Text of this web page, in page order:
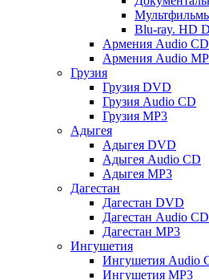
Blu-ray. HD
Армения Audio CD
Армения Audio
Грузия
Грузия DVD
Грузия Audio CD
Грузия MP3
Адыгея
Адыгея DVD
Адыгея Audio CD
Адыгея MP3
Дагестан
Дагестан DVD
Дагестан Audio CD
Дагестан MP3
Ингушетия
Ингушетия Audio
Ингушетия MP3